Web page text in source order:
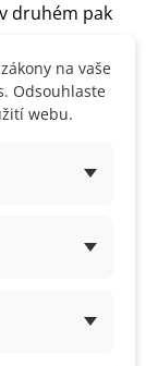
druhém pak
od června
na vaše
Odsouhlaste
webu.